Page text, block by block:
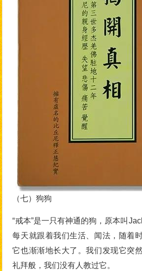
（七）狗狗
“戒本”是一只有神通的狗，原本叫
每天就跟着我们生活、闻法，随着
它也渐渐地长大了。我们发现它突
礼拜般，我们没有人教过它。